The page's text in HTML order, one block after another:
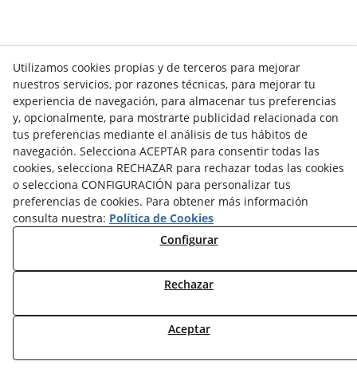
Tapón de madera 25035
Utilizamos cookies propias y de terceros para mejorar
nuestros servicios, por razones técnicas, para mejorar tu
experiencia de navegación, para almacenar tus preferencias
y, opcionalmente, para mostrarte publicidad relacionada con
tus preferencias mediante el análisis de tus hábitos de
navegación. Selecciona ACEPTAR para consentir todas las
cookies, selecciona RECHAZAR para rechazar todas las cookies
o selecciona CONFIGURACIÓN para personalizar tus
preferencias de cookies. Para obtener más información
consulta nuestra: Política de Cookies
Configurar
Rechazar
Aceptar